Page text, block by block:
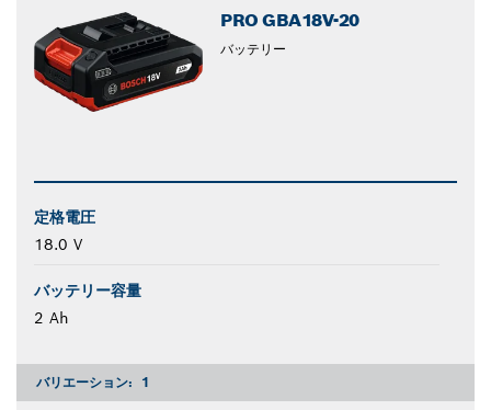
PRO GBA18V-20
バッテリー
定格電圧
18.0 V
バッテリー容量
2 Ah
バリエーション: 1